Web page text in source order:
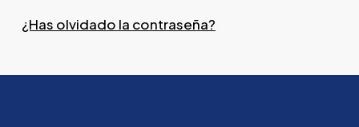
¿Has olvidado la contraseña?